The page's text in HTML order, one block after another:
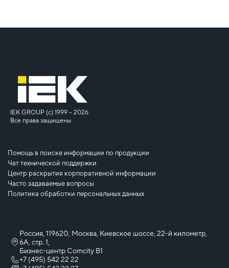
IEK GROUP (c) 1999 – 2026
Все права защищены
Помощь в поиске информации по продукции
Чат технической поддержки
Центр раскрытия корпоративной информации
Часто задаваемые вопросы
Политика обработки персональных данных
Россия, 119620, Москва, Киевское шоссе, 22-й километр,
6А, стр. 1,
Бизнес-центр Comcity B1
+7 (495) 542 22 22